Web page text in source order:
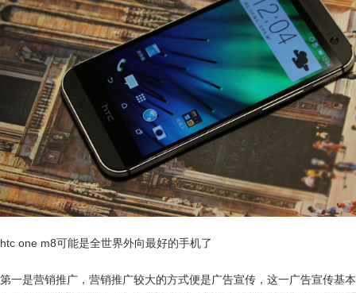
htc one m8可能是全世界外向最好的手机了
第一是营销推广，营销推广较大的方式便是广告宣传，这一广告宣传基本